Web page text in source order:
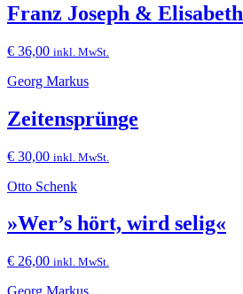
Franz Joseph & Elisabeth
€ 36,00 inkl. MwSt.
Georg Markus
Zeitensprünge
€ 30,00 inkl. MwSt.
Otto Schenk
»Wer’s hört, wird selig«
€ 26,00 inkl. MwSt.